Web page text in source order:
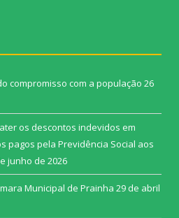
compromisso com a população 26
os descontos indevidos em
pagos pela Previdência Social aos
junho de 2026
Municipal de Prainha 29 de abril